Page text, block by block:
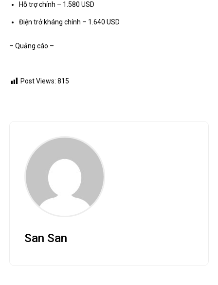
Hỗ trợ chính – 1.580 USD
Điện trở kháng chính – 1.640 USD
– Quảng cáo –
Post Views: 815
San San